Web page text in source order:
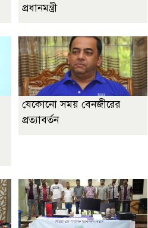
প্রধানমন্ত্রী
যেকোনো সময় বেনজীরের
প্রত্যাবর্তন